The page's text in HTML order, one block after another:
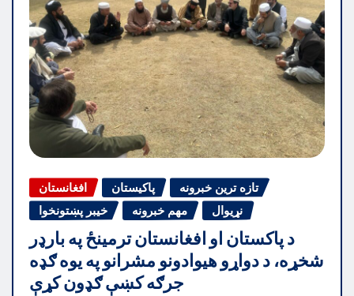
افغانستان پاکیستان
تازه ترین خبرونه
خیبر پښتونخوا
مهم خبرونه نړیوال
د پاکستان او افغانستان ترمینځ په بارډر
شخړه، د دواړو هیوادونو مشرانو په یوه ګډه
جرګه کښې ګډون کړې